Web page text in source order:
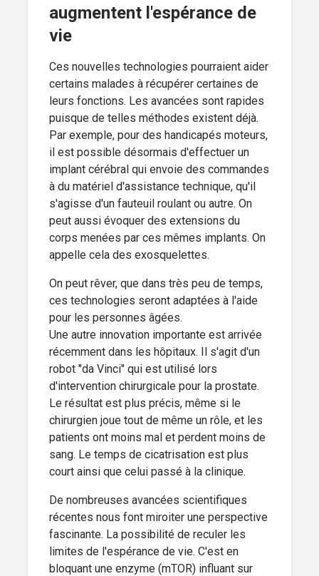
augmentent l'espérance de
vie
Ces nouvelles technologies pourraient aider
certains malades à récupérer certaines de
leurs fonctions. Les avancées sont rapides
puisque de telles méthodes existent déjà.
Par exemple, pour des handicapés moteurs,
il est possible désormais d'effectuer un
implant cérébral qui envoie des commandes
à du matériel d'assistance technique, qu'il
s'agisse d'un fauteuil roulant ou autre. On
peut aussi évoquer des extensions du
corps menées par ces mêmes implants. On
appelle cela des exosquelettes.
On peut rêver, que dans très peu de temps,
ces technologies seront adaptées à l'aide
pour les personnes âgées.
Une autre innovation importante est arrivée
récemment dans les hôpitaux. Il s'agit d'un
robot "da Vinci" qui est utilisé lors
d'intervention chirurgicale pour la prostate.
Le résultat est plus précis, même si le
chirurgien joue tout de même un rôle, et les
patients ont moins mal et perdent moins de
sang. Le temps de cicatrisation est plus
court ainsi que celui passé à la clinique.
De nombreuses avancées scientifiques
récentes nous font miroiter une perspective
fascinante. La possibilité de reculer les
limites de l'espérance de vie. C'est en
bloquant une enzyme (mTOR) influant sur